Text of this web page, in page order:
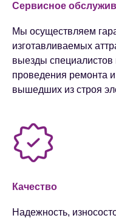
Сервисное
Мы осуществляем
изготавливаемых
выезды специалистов
проведения ремонта
вышедших из строя
Качество
Надежность,